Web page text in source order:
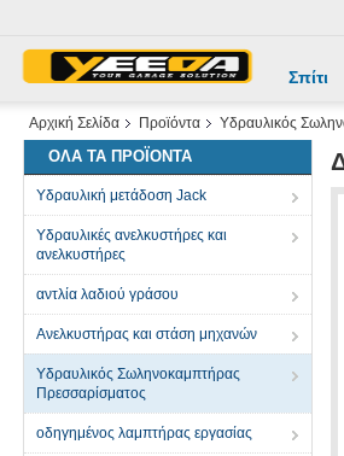
Σπίτι
Αρχική Σελίδα Προϊόντα Υδραυλικός
ΌΛΑ ΤΑ ΠΡΟΪΌΝΤΑ
Υδραυλική μετάδοση Jack
Υδραυλικές ανελκυστήρες και
ανελκυστήρες
αντλία λαδιού γράσου
Ανελκυστήρας και στάση μηχανών
Υδραυλικός Σωληνοκαμπτήρας
Πρεσσαρίσματος
οδηγημένος λαμπτήρας εργασίας